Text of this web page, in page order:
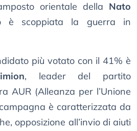
orientale della Nato
è scoppiata la guerra in
più votato con il 41% è
, leader del partito
AUR (Alleanza per l’Unione
è caratterizzata da
opposizione all’invio di aiuti